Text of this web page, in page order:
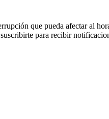
que pueda afectar al
para recibir